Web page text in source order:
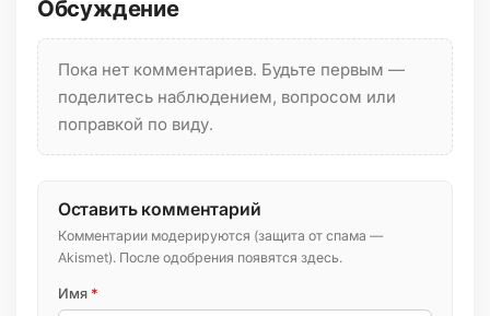
Обсуждение
Пока нет комментариев. Будьте первым —
поделитесь наблюдением, вопросом или
поправкой по виду.
Оставить комментарий
Комментарии модерируются (защита от спама —
Akismet). После одобрения появятся здесь.
Имя *